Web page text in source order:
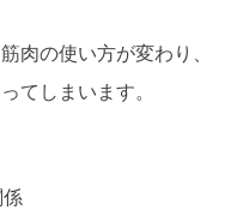
肉の使い方が変わり、
てしまいます。